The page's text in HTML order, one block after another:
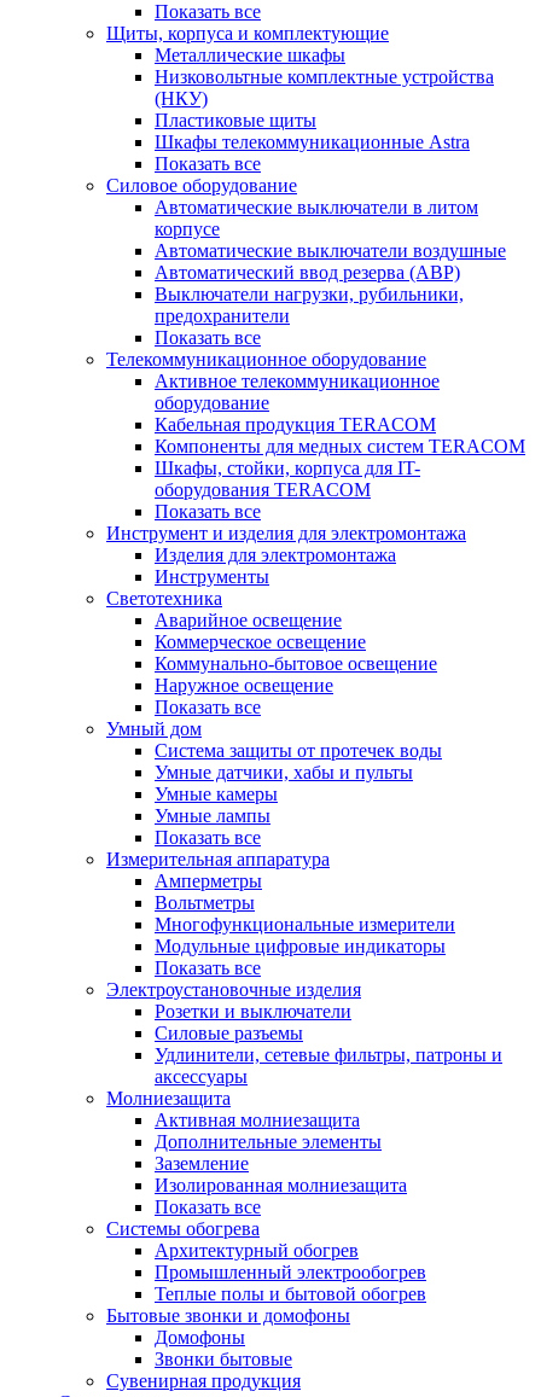
Показать все
Щиты, корпуса и комплектующие
Металлические шкафы
Низковольтные комплектные устройства
(НКУ)
Пластиковые щиты
Шкафы телекоммуникационные Astra
Показать все
Силовое оборудование
Автоматические выключатели в литом
корпусе
Автоматические выключатели воздушные
Автоматический ввод резерва (АВР)
Выключатели нагрузки, рубильники,
предохранители
Показать все
Телекоммуникационное оборудование
Активное телекоммуникационное
оборудование
Кабельная продукция TERACOM
Компоненты для медных систем TERACOM
Шкафы, стойки, корпуса для IT-
оборудования TERACOM
Показать все
Инструмент и изделия для электромонтажа
Изделия для электромонтажа
Инструменты
Светотехника
Аварийное освещение
Коммерческое освещение
Коммунально-бытовое освещение
Наружное освещение
Показать все
Умный дом
Система защиты от протечек воды
Умные датчики, хабы и пульты
Умные камеры
Умные лампы
Показать все
Измерительная аппаратура
Амперметры
Вольтметры
Многофункциональные измерители
Модульные цифровые индикаторы
Показать все
Электроустановочные изделия
Розетки и выключатели
Силовые разъемы
Удлинители, сетевые фильтры, патроны и
аксессуары
Молниезащита
Активная молниезащита
Дополнительные элементы
Заземление
Изолированная молниезащита
Показать все
Системы обогрева
Архитектурный обогрев
Промышленный электрообогрев
Теплые полы и бытовой обогрев
Бытовые звонки и домофоны
Домофоны
Звонки бытовые
Сувенирная продукция